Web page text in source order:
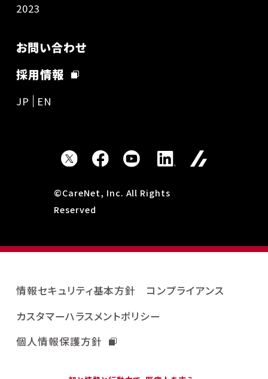
2023
お問い合わせ
採用情報
JP EN
©CareNet, Inc. All Rights
Reserved
情報セキュリティ基本方針
コンプライアンス
カスタマーハラスメントポリシー
個人情報保護方針